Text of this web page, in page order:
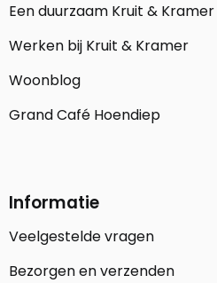
Een duurzaam Kruit & Kramer
Werken bij Kruit & Kramer
Woonblog
Grand Café Hoendiep
Informatie
Veelgestelde vragen
Bezorgen en verzenden